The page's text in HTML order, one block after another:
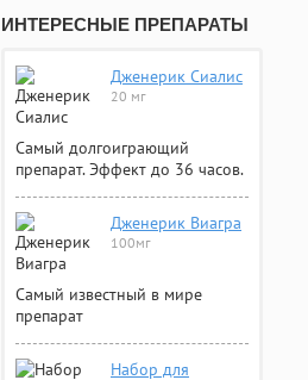
ИНТЕРЕСНЫЕ ПРЕПАРАТЫ
Дженерик Сиалис
20 мг
Самый долгоиграющий
препарат. Эффект до 36 часов.
Дженерик Виагра
100мг
Самый известный в мире
препарат
Набор для